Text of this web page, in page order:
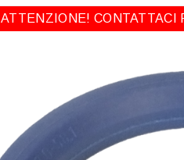
ATTENZIONE! CONTATTACI